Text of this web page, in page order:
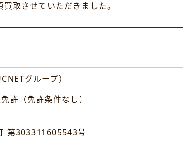
取させていただきました。
グループ）
（免許条件なし）
303311605543号